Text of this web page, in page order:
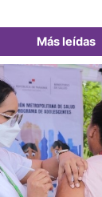
Más leídas